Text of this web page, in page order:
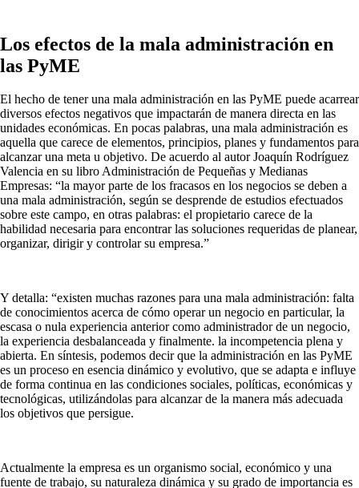
Los efectos de la mala administración en
las PyME
El hecho de tener una mala administración en las PyME puede acarrear
diversos efectos negativos que impactarán de manera directa en las
unidades económicas. En pocas palabras, una mala administración es
aquella que carece de elementos, principios, planes y fundamentos para
alcanzar una meta u objetivo. De acuerdo al autor Joaquín Rodríguez
Valencia en su libro Administración de Pequeñas y Medianas
Empresas: “la mayor parte de los fracasos en los negocios se deben a
una mala administración, según se desprende de estudios efectuados
sobre este campo, en otras palabras: el propietario carece de la
habilidad necesaria para encontrar las soluciones requeridas de planear,
organizar, dirigir y controlar su empresa.”
Y detalla: “existen muchas razones para una mala administración: falta
de conocimientos acerca de cómo operar un negocio en particular, la
escasa o nula experiencia anterior como administrador de un negocio,
la experiencia desbalanceada y finalmente. la incompetencia plena y
abierta. En síntesis, podemos decir que la administración en las PyME
es un proceso en esencia dinámico y evolutivo, que se adapta e influye
de forma continua en las condiciones sociales, políticas, económicas y
tecnológicas, utilizándolas para alcanzar de la manera más adecuada
los objetivos que persigue.
Actualmente la empresa es un organismo social, económico y una
fuente de trabajo, su naturaleza dinámica y su grado de importancia es